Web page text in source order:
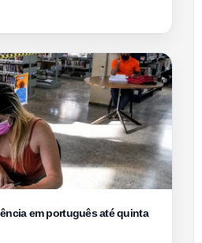
em português até quinta